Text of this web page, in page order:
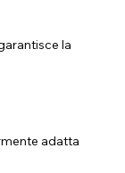
la
adatta